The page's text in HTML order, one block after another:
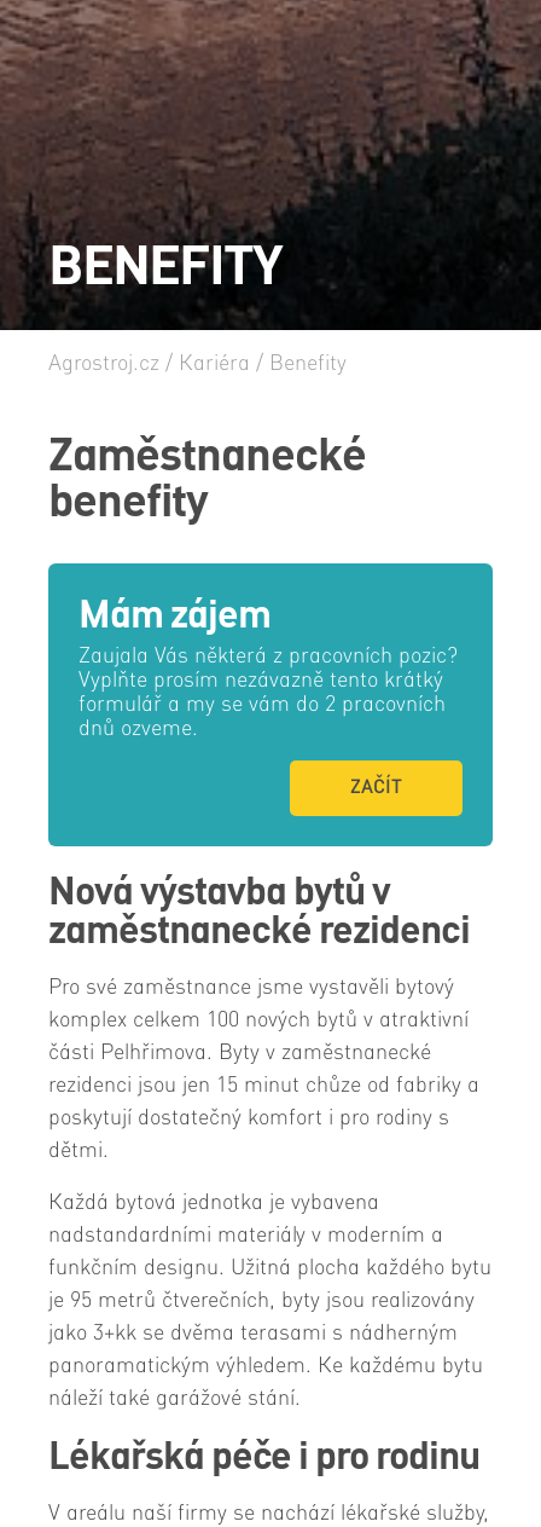
BENEFITY
Agrostroj.cz / Kariéra / Benefity
Zaměstnanecké
benefity
Mám zájem
Zaujala Vás některá z pracovních pozic?
Vyplňte prosím nezávazně tento krátký
formulář a my se vám do 2 pracovních
dnů ozveme.
ZAČÍT
Nová výstavba bytů v
zaměstnanecké rezidenci
Pro své zaměstnance jsme vystavěli bytový
komplex celkem 100 nových bytů v atraktivní
části Pelhřimova. Byty v zaměstnanecké
rezidenci jsou jen 15 minut chůze od fabriky a
poskytují dostatečný komfort i pro rodiny s
dětmi.
Každá bytová jednotka je vybavena
nadstandardními materiály v moderním a
funkčním designu. Užitná plocha každého bytu
je 95 metrů čtverečních, byty jsou realizovány
jako 3+kk se dvěma terasami s nádherným
panoramatickým výhledem. Ke každému bytu
náleží také garážové stání.
Lékařská péče i pro rodinu
V areálu naší firmy se nachází lékařské služby,